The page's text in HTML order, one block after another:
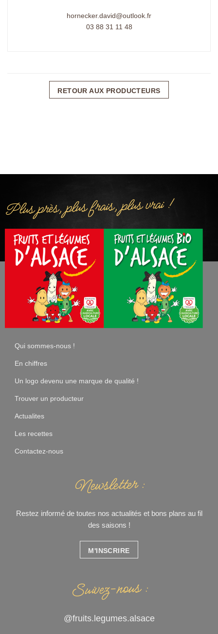
hornecker.david@outlook.fr
03 88 31 11 48
RETOUR AUX PRODUCTEURS
Plus près, plus frais, plus vrai !
Qui sommes-nous !
En chiffres
Un logo devenu une marque de qualité !
Trouver un producteur
Actualites
Les recettes
Contactez-nous
Newsletter :
Restez informé de toutes nos actualités et bons plans au fil
des saisons !
M'INSCRIRE
Suivez-nous :
@fruits.legumes.alsace